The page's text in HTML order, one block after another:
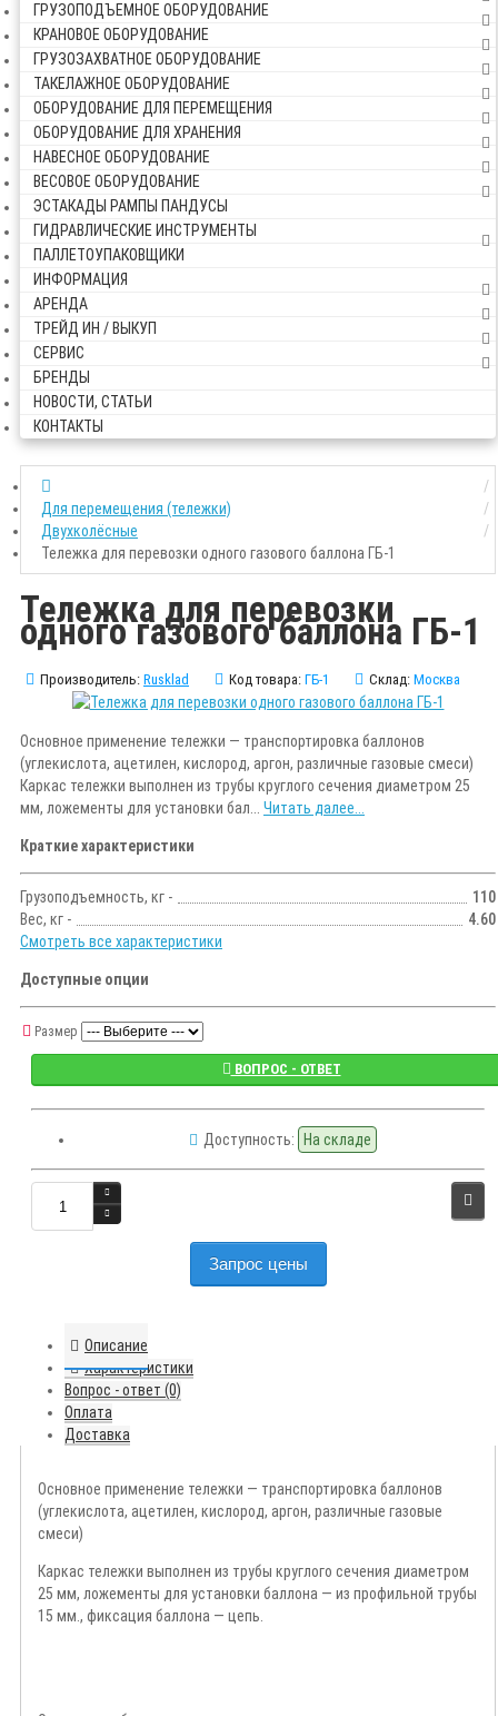
ГРУЗОПОДЪЕМНОЕ ОБОРУДОВАНИЕ
КРАНОВОЕ ОБОРУДОВАНИЕ
ГРУЗОЗАХВАТНОЕ ОБОРУДОВАНИЕ
ТАКЕЛАЖНОЕ ОБОРУДОВАНИЕ
ОБОРУДОВАНИЕ ДЛЯ ПЕРЕМЕЩЕНИЯ
ОБОРУДОВАНИЕ ДЛЯ ХРАНЕНИЯ
НАВЕСНОЕ ОБОРУДОВАНИЕ
ВЕСОВОЕ ОБОРУДОВАНИЕ
ЭСТАКАДЫ РАМПЫ ПАНДУСЫ
ГИДРАВЛИЧЕСКИЕ ИНСТРУМЕНТЫ
ПАЛЛЕТОУПАКОВЩИКИ
ИНФОРМАЦИЯ
АРЕНДА
ТРЕЙД ИН / ВЫКУП
СЕРВИС
БРЕНДЫ
НОВОСТИ, СТАТЬИ
КОНТАКТЫ
Для перемещения (тележки)
Двухколёсные
Тележка для перевозки одного газового баллона ГБ-1
Тележка для перевозки
одного газового баллона ГБ-1
Производитель: Rusklad Код товара: ГБ-1 Склад: Москва
Основное применение тележки — транспортировка баллонов
(углекислота, ацетилен, кислород, аргон, различные газовые смеси)
Каркас тележки выполнен из трубы круглого сечения диаметром 25
мм, ложементы для установки бал... Читать далее...
Краткие характеристики
Грузоподъемность, кг -
110
Вес, кг -
4.60
Смотреть все характеристики
Доступные опции
Размер
ВОПРОС - ОТВЕТ
Доступность: На складе
Запрос цены
Описание
Характеристики
Вопрос - ответ (0)
Оплата
Доставка
Основное применение тележки — транспортировка баллонов
(углекислота, ацетилен, кислород, аргон, различные газовые
смеси)
Каркас тележки выполнен из трубы круглого сечения диаметром
25 мм, ложементы для установки баллона — из профильной трубы
15 мм., фиксация баллона — цепь.